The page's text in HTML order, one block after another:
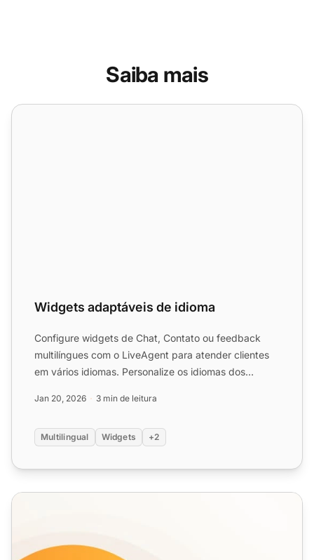
Saiba mais
Widgets adaptáveis de idioma
Widgets adaptáveis de idioma
Configure widgets de Chat, Contato ou feedback
multilíngues com o LiveAgent para atender clientes
em vários idiomas. Personalize os idiomas dos
Jan 20, 2026 3 min de leitura
Multilingual Widgets +2
Recursos do Botão de Chat